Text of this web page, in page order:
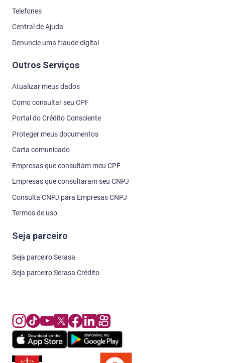
Telefones
Central de Ajuda
Denuncie uma fraude digital
Outros Serviços
Atualizar meus dados
Como consultar seu CPF
Portal do Crédito Consciente
Proteger meus documentos
Carta comunicado
Empresas que consultam meu CPF
Empresas que consultaram seu CNPJ
Consulta CNPJ para Empresas CNPJ
Termos de uso
Seja parceiro
Seja parceiro Serasa
Seja parceiro Serasa Crédito